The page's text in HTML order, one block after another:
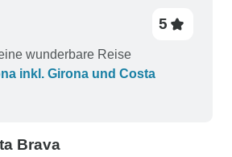
5
wunderbare Reise
inkl. Girona und Costa
Brava